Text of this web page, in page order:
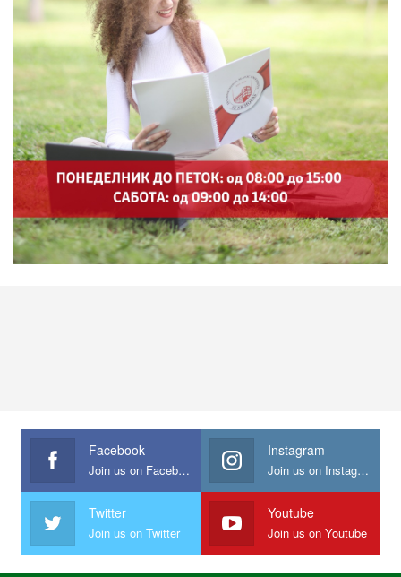
Facebook
Join us on Facebook
Instagram
Join us on Instagram
Twitter
Join us on Twitter
Youtube
Join us on Youtube